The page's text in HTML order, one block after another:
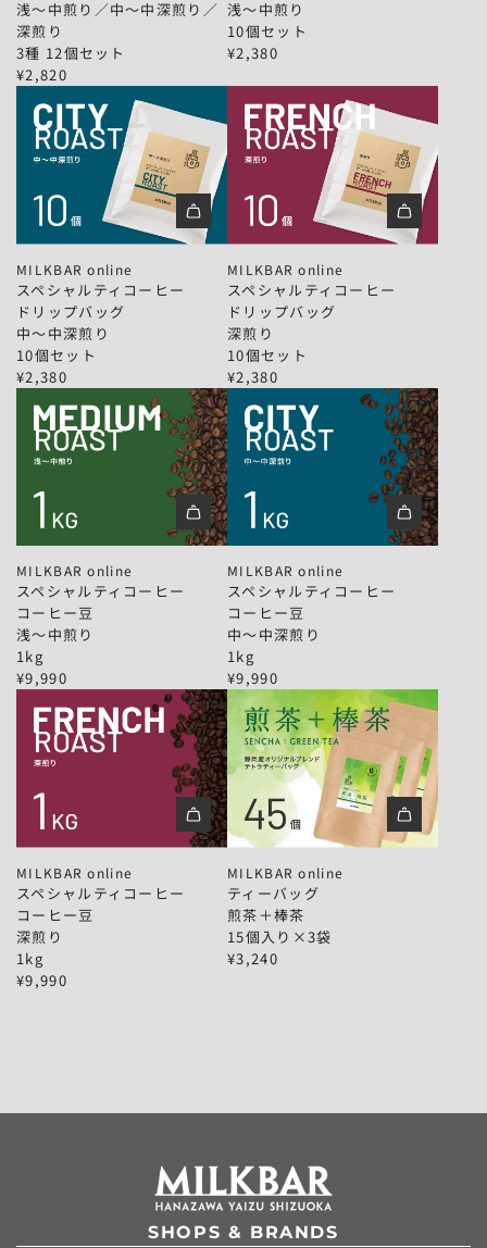
テ
ィ
コ
ー
ヒ
ー
｜
リ
プ
バ
ッ
グ
｜
浅
〜
中
煎
り
／
〜
中
深
煎
り
／
深
煎
り
｜
3
種
1
個
セ
ッ
ト
を
カ
ー
ト
に
浅〜中煎り／中〜中深煎り／
深煎り
3種 12個セット
¥2,820
テ
ィ
コ
ー
ヒ
ー
｜
リ
プ
バ
ッ
グ
｜
浅
〜
中
煎
り
｜
0
個
セ
ッ
ト
を
カ
ー
ト
に
追
加
浅〜中煎り
10個セット
¥2,380
シ
ャ
ル
テ
ィ
コ
ー
ヒ
ー
ド
ッ
プ
バ
グ
｜
中
〜
中
深
煎
｜
1
0
個
セ
ッ
ト
を
カ
MILKBAR online
スペシャルティコーヒー
ドリップバッグ
中〜中深煎り
10個セット
¥2,380
シ
ャ
ル
テ
ィ
コ
ー
ヒ
ー
ド
ッ
プ
バ
グ
｜
深
煎
り
｜
1
個
セ
ッ
ト
を
カ
ー
ト
MILKBAR online
スペシャルティコーヒー
ドリップバッグ
深煎り
10個セット
¥2,380
シ
ャ
ィ
コ
ー
ヒ
ー
コ
ヒ
ー
豆
浅
〜
中
煎
MILKBAR online
スペシャルティコーヒー
コーヒー豆
浅〜中煎り
1kg
¥9,990
シ
ャ
ィ
コ
ー
ヒ
ー
コ
ー
ヒ
ー
豆
｜
中
〜
中
カ
ー
ト
に
MILKBAR online
スペシャルティコーヒー
コーヒー豆
中〜中深煎り
1kg
¥9,990
シ
ャ
ル
テ
ィ
コ
MILKBAR online
スペシャルティコーヒー
コーヒー豆
深煎り
1kg
¥9,990
テ
ー
バ
ッ
グ
｜
個
入
り
×
MILKBAR online
ティーバッグ
煎茶＋棒茶
15個入り×3袋
¥3,240
SHOPS & BRANDS